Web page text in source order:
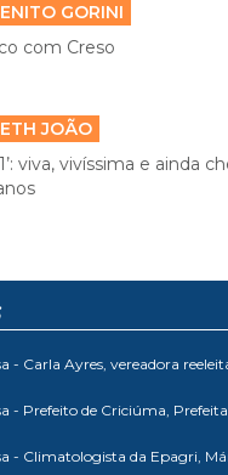
GORINI
com Creso
JOÃO
viva, vivíssima e ainda
- Carla Ayres, vereadora
- Prefeito de Criciúma, Prefeita
- Climatologista da Epagri,